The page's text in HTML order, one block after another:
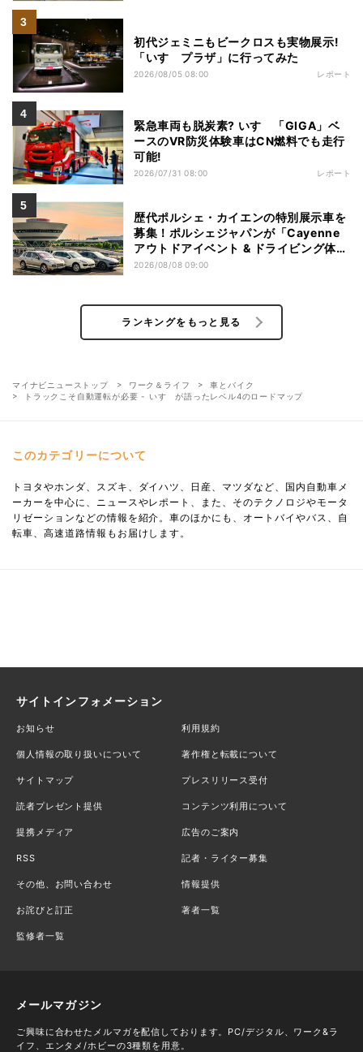
初代ジェミニもビークロスも実物展示!
「いすゞプラザ」に行ってみた
2026/08/05 08:00 レポート
緊急車両も脱炭素? いすゞ「GIGA」ベ
ースのVR防災体験車はCN燃料でも走行
可能!
2026/07/31 08:00 レポート
歴代ポルシェ・カイエンの特別展示車を
募集！ポルシェジャパンが「Cayenne
アウトドアイベント & ドライビング体
験」を開催
2026/08/08 09:00
ランキングをもっと見る
マイナビニューストップ ワーク＆ライフ
車とバイク
トラックこそ自動運転が必要 - いすゞが語ったレベル4のロードマップ
このカテゴリーについて
トヨタやホンダ、スズキ、ダイハツ、日産、マツダなど、国内自動車メ
ーカーを中心に、ニュースやレポート、また、そのテクノロジやモータ
リゼーションなどの情報を紹介。車のほかにも、オートバイやバス、自
転車、高速道路情報もお届けします。
サイトインフォメーション
お知らせ 利用規約
個人情報の取り扱いについて 著作権と転載について
サイトマップ プレスリリース受付
読者プレゼント提供 コンテンツ利用について
提携メディア 広告のご案内
RSS 記者・ライター募集
その他、お問い合わせ 情報提供
お詫びと訂正 著者一覧
監修者一覧
メールマガジン
ご興味に合わせたメルマガを配信しております。PC/デジタル、ワーク&ラ
イフ、エンタメ/ホビーの3種類を用意。